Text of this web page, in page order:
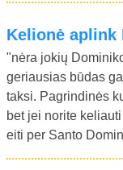
Kelionė
"nėra jokių
geriausias būdas
taksi. Pagrindinės
bet jei norite
eiti per Santo